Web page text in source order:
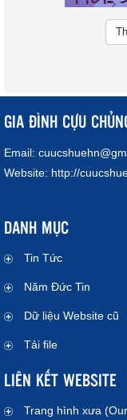
GIA ĐÌNH CỰU
Email:
Website: http://
DANH MỤC
Tin Tức
Năm Đức Tin
Dữ liệu Website cũ
Tải file
LIÊN KẾT WEBSITE
Trang hình xưa